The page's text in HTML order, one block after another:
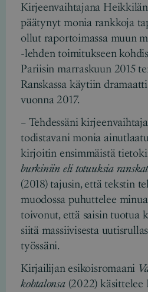
Kirjeenvaihtajana
päätynyt monia rankkoja
ollut raportoimassa muun
-lehden toimitukseen
Pariisin marraskuun 2015
Ranskassa käytiin
vuonna 2017.
– Tehdessäni
todistavani monia
kirjoitin ensimmäistä
burkiniin eli totuuksia
(2018) tajusin, että tekstin
muodossa puhuttelee
toivonut, että saisin tuotua
siitä massiivisesta
työssäni.
Kirjailijan esikoisromaani
kohtalonsa(2022) käsittelee